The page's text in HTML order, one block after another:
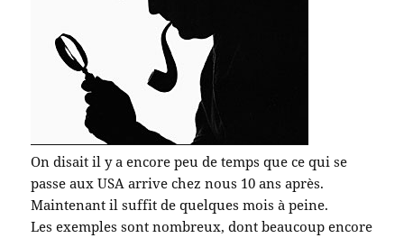
On disait il y a encore peu de temps que ce qui se
passe aux USA arrive chez nous 10 ans après.
Maintenant il suffit de quelques mois à peine.
Les exemples sont nombreux, dont beaucoup encore